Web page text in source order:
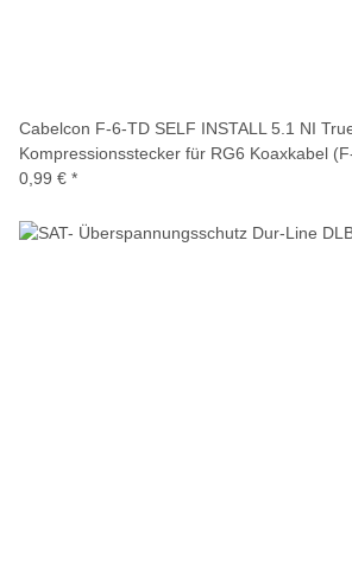
Cabelcon F-6-TD SELF INSTALL 5.1 NI
Kompressionsstecker für RG6 Koaxkabel
0,99 € *